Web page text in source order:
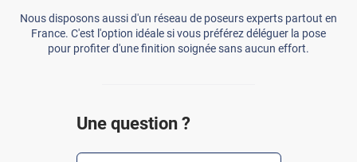
Nous disposons aussi d'un réseau de poseurs experts partout en
France. C'est l'option idéale si vous préférez déléguer la pose
pour profiter d'une finition soignée sans aucun effort.
Une question ?